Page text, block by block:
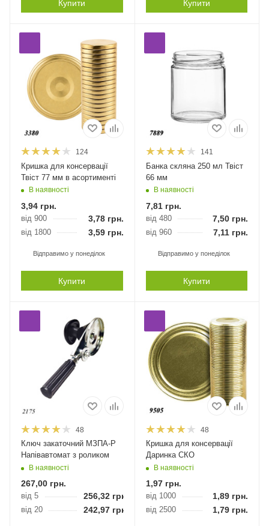
Купити Купити
124
Кришка для консервації
Твіст 77 мм в асортименті
В наявності
3,94 грн.
від 900 3,78грн.
від 1800 3,59грн.
Відправимо у понеділок
Купити
141
Банка скляна 250 мл Твіст
66 мм
В наявності
7,81грн.
від 480 7,50 грн.
від 960 7,11 грн.
Відправимо у понеділок
Купити
48
Ключ закаточний МЗПА-Р
Напівавтомат з роликом
В наявності
267,00 грн.
від 5 256,32 грн.
від 20 242,97 грн.
48
Кришка для консервації
Даринка СКО
В наявності
1,97грн.
від 1000 1,89 грн.
від 2500 1,79 грн.